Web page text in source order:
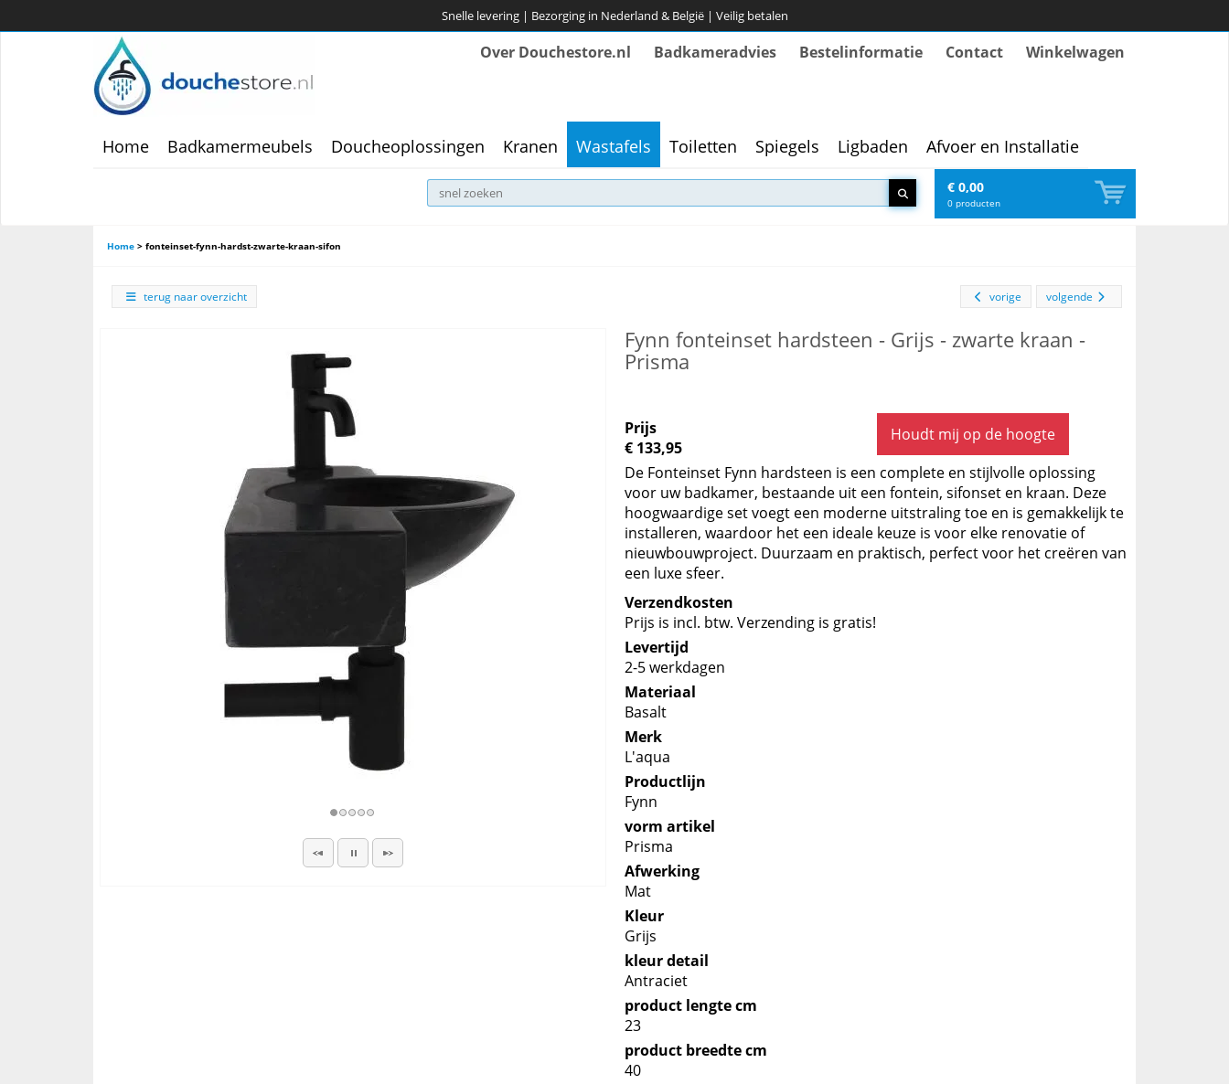
Snelle levering | Bezorging in Nederland & België | Veilig betalen
Over Douchestore.nl Badkameradvies Bestelinformatie Contact Winkelwagen
Home Badkamermeubels Doucheoplossingen Kranen Wastafels Toiletten Spiegels Ligbaden Afvoer en Installatie
€ 0,00
0 producten
Home > fonteinset-fynn-hardst-zwarte-kraan-sifon
terug naar overzicht volgende
vorige
Fynn fonteinset hardsteen - Grijs - zwarte kraan -
Prisma
Prijs
€ 133,95
Houdt mij op de hoogte
De Fonteinset Fynn hardsteen is een complete en stijlvolle oplossing
voor uw badkamer, bestaande uit een fontein, sifonset en kraan. Deze
hoogwaardige set voegt een moderne uitstraling toe en is gemakkelijk te
installeren, waardoor het een ideale keuze is voor elke renovatie of
nieuwbouwproject. Duurzaam en praktisch, perfect voor het creëren van
een luxe sfeer.
Verzendkosten
Prijs is incl. btw. Verzending is gratis!
Levertijd
2-5 werkdagen
Materiaal
Basalt
Merk
L'aqua
Productlijn
Fynn
vorm artikel
Prisma
Afwerking
Mat
Kleur
Grijs
kleur detail
Antraciet
product lengte cm
23
product breedte cm
40